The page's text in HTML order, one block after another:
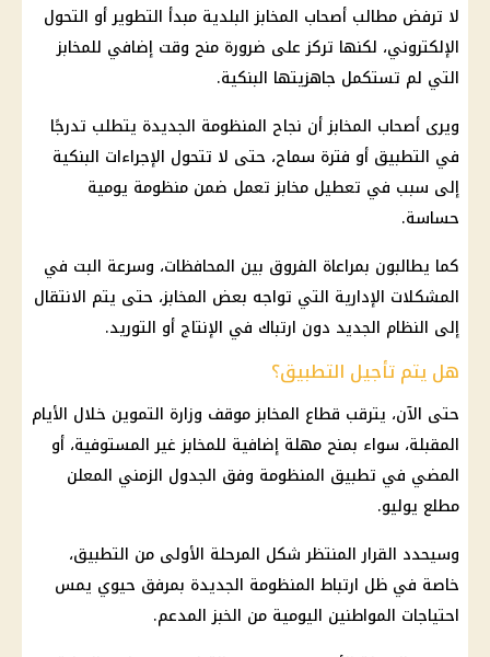
لا ترفض مطالب أصحاب المخابز البلدية مبدأ التطوير أو التحول
الإلكتروني، لكنها تركز على ضرورة منح وقت إضافي للمخابز
التي لم تستكمل جاهزيتها البنكية.
ويرى أصحاب المخابز أن نجاح المنظومة الجديدة يتطلب تدرجًا
في التطبيق أو فترة سماح، حتى لا تتحول الإجراءات البنكية
إلى سبب في تعطيل مخابز تعمل ضمن منظومة يومية
حساسة.
كما يطالبون بمراعاة الفروق بين المحافظات، وسرعة البت في
المشكلات الإدارية التي تواجه بعض المخابز، حتى يتم الانتقال
إلى النظام الجديد دون ارتباك في الإنتاج أو التوريد.
هل يتم تأجيل التطبيق؟
حتى الآن، يترقب قطاع المخابز موقف وزارة التموين خلال الأيام
المقبلة، سواء بمنح مهلة إضافية للمخابز غير المستوفية، أو
المضي في تطبيق المنظومة وفق الجدول الزمني المعلن
مطلع يوليو.
وسيحدد القرار المنتظر شكل المرحلة الأولى من التطبيق،
خاصة في ظل ارتباط المنظومة الجديدة بمرفق حيوي يمس
احتياجات المواطنين اليومية من الخبز المدعم.